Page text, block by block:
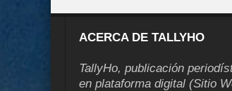
ACERCA DE TALLYHO
TallyHo, publicación
en plataforma digital (Sitio